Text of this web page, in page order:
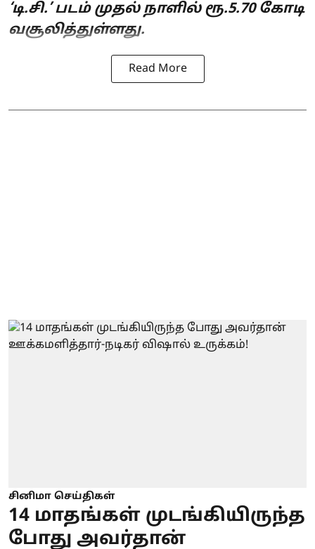
‘டி.சி.’ படம் முதல் நாளில் ரூ.5.70 கோடி
வசூலித்துள்ளது.
Read More
சினிமா செய்திகள்
14 மாதங்கள் முடங்கியிருந்த
போது அவர்தான்